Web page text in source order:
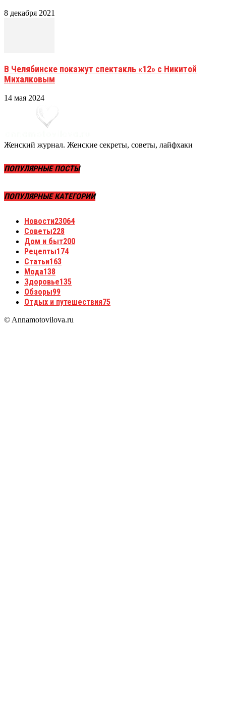
8 декабря 2021
В Челябинске покажут спектакль «12» с Никитой
Михалковым
14 мая 2024
Женский журнал. Женские секреты, советы, лайфхаки
ПОПУЛЯРНЫЕ ПОСТЫ
ПОПУЛЯРНЫЕ КАТЕГОРИИ
Новости23064
Советы228
Дом и быт200
Рецепты174
Статьи163
Мода138
Здоровье135
Обзоры99
Отдых и путешествия75
© Annamotovilova.ru